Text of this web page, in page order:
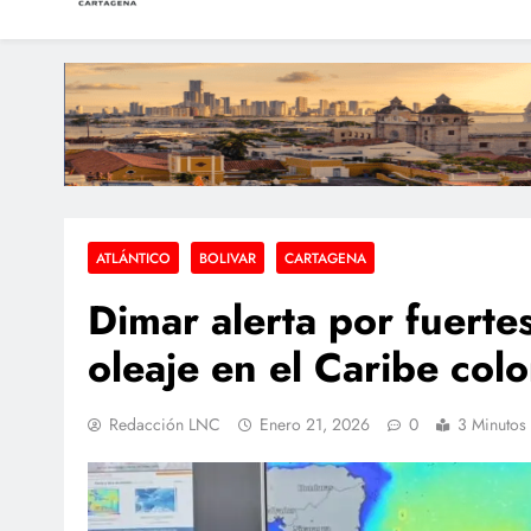
Atentado en
Robo en
Identifican al
LAS NOTICIAS CARTAGENA
Periodismo e Investigación
ATLÁNTICO BOLIVAR CARTAGENA
Dimar alerta por
oleaje en el Caribe
Redacción LNC Enero 21, 2026 0 3 Minutos